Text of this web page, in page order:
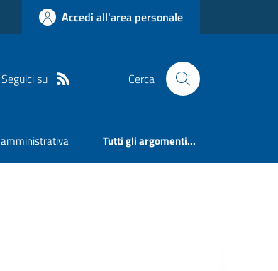
Accedi all'area personale
Seguici su Cerca
Tutti gli argomenti...